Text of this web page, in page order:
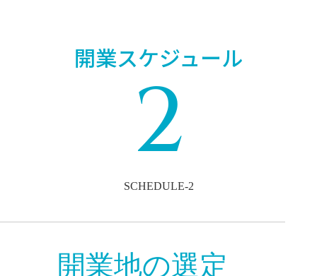
開業スケジュール
2
SCHEDULE-2
開業地の選定